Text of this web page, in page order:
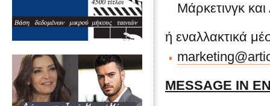
Μάρκετινγκ
ή εναλλακτικά
MESSAGE IN